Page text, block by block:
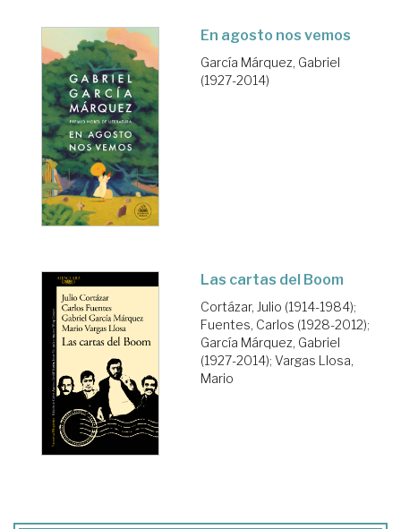
En agosto nos vemos
García Márquez, Gabriel
(1927-2014)
Las cartas del Boom
Cortázar, Julio (1914-1984);
Fuentes, Carlos (1928-2012);
García Márquez, Gabriel
(1927-2014); Vargas Llosa,
Mario